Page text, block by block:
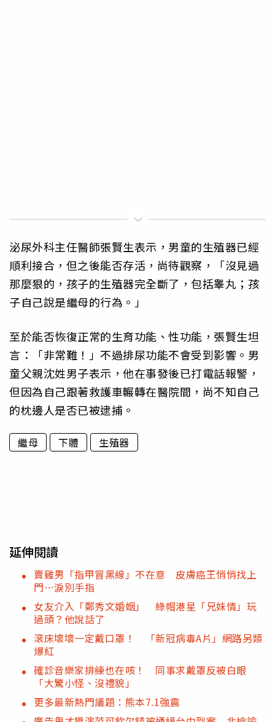
泌尿外科主任醫師張賢生表示，男童的生殖器已經
順利接合，但之後能否存活，尚待觀察，「沒見過
那麼狠的，孩子的生殖器完全斷了，包括睾丸；孩
子自己說是繼母的行為。」
至於能否恢復正常的生育功能、性功能，張賢生坦
言：「非常難！」不過排尿功能不會受到影響。男
童父親沈姓男子表示，他在事發後已打電話報警，
但因為自己跟著救護車輾轉在醫院間，尚不知自己
的枕邊人是否已被逮捕。
繼母 下體 生殖器
延伸閱讀
賣雞男「指甲冒黑線」不在意 皮膚癌王悄悄找上
門…淚別手指
女友介入「鄭秀文婚姻」 綠帽港星「兄妹情」玩
過頭？他說話了
滾床壞壞一定戴口罩！ 「新冠病毒A片」網路另類
爆紅
確診音樂家排練也在咳！ 同事求戴罩反被白眼
「大驚小怪、沒禮貌」
更多最新熱門議題：熊本7.1強震